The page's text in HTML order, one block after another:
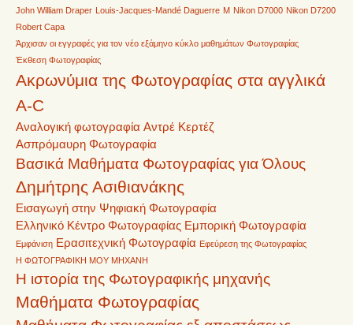
John William Draper Louis-Jacques-Mandé Daguerre M Nikon D7000 Nikon D7200
Robert Capa
Άρχισαν οι εγγραφές για τον νέο εξάμηνο κύκλο μαθημάτων Φωτογραφίας
Έκθεση Φωτογραφίας
Ακρωνύμια της Φωτογραφίας στα αγγλικά
A-C
Αναλογική φωτογραφία Αντρέ Κερτέζ
Ασπρόμαυρη Φωτογραφία
Βασικά Μαθήματα Φωτογραφίας για Όλους
Δημήτρης Ασιθιανάκης
Εισαγωγή στην Ψηφιακή Φωτογραφία
Ελληνικό Κέντρο Φωτογραφίας Εμπορική Φωτογραφία
Εμφάνιση Ερασιτεχνική Φωτογραφία Εφεύρεση της Φωτογραφίας
Η ΦΩΤΟΓΡΑΦΙΚΗ ΜΟΥ ΜΗΧΑΝΗ
Η ιστορία της Φωτογραφικής μηχανής
Μαθήματα Φωτογραφίας